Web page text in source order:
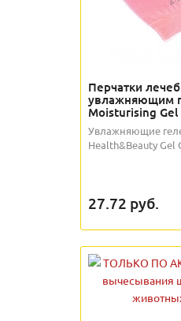
Перчатки
увлажняющим
Moisturising
Увлажняющие
Health&Beauty Gel
27.72 руб.